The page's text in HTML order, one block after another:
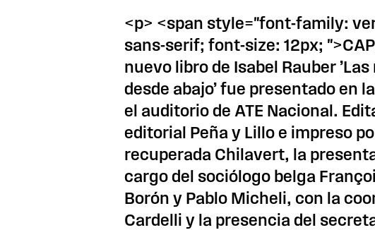
<p> <span style="font-family:
sans-serif; font-size: 12px;
nuevo libro de Isabel Rauber
desde abajo’ fue presentado en
el auditorio de ATE Nacional.
editorial Peña y Lillo e impreso
recuperada Chilavert, la
cargo del sociólogo belga
Borón y Pablo Micheli, con la
Cardelli y la presencia del